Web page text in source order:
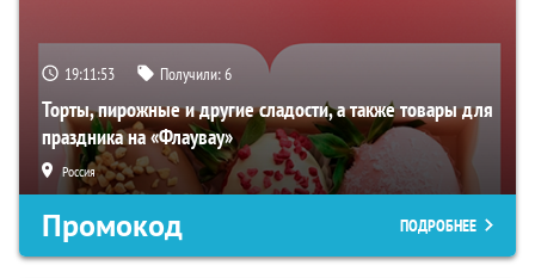
19:11:52 Получили:6
Торты, пирожные и другие сладости, а также товары для
праздника на «Флаувау»
Россия
Промокод ПОДРОБНЕЕ